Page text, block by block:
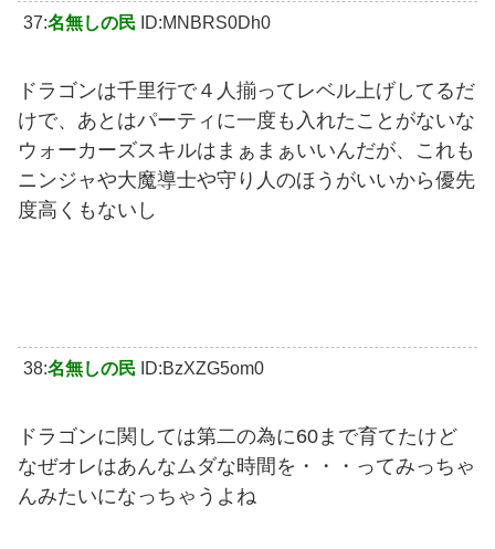
37:名無しの民 ID:MNBRS0Dh0
ドラゴンは千里行で４人揃ってレベル上げしてるだ
けで、あとはパーティに一度も入れたことがないな
ウォーカーズスキルはまぁまぁいいんだが、これも
ニンジャや大魔導士や守り人のほうがいいから優先
度高くもないし
38:名無しの民 ID:BzXZG5om0
ドラゴンに関しては第二の為に60まで育てたけど
なぜオレはあんなムダな時間を・・・ってみっちゃ
んみたいになっちゃうよね